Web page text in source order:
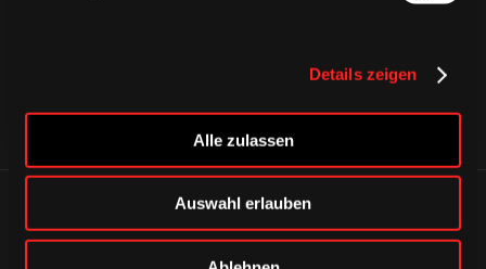
Details zeigen
Alle zulassen
Auswahl erlauben
ÄHNLICHE NEWS